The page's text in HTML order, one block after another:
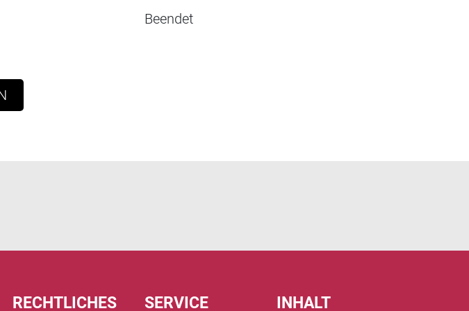
Beendet
RECHTLICHES SERVICE INHALT